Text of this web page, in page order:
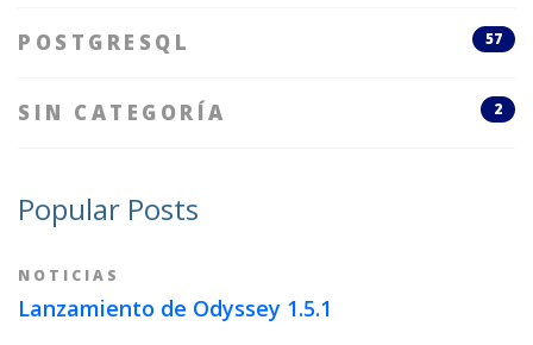
POSTGRESQL 57
SIN CATEGORÍA 2
Popular Posts
NOTICIAS
Lanzamiento de Odyssey 1.5.1